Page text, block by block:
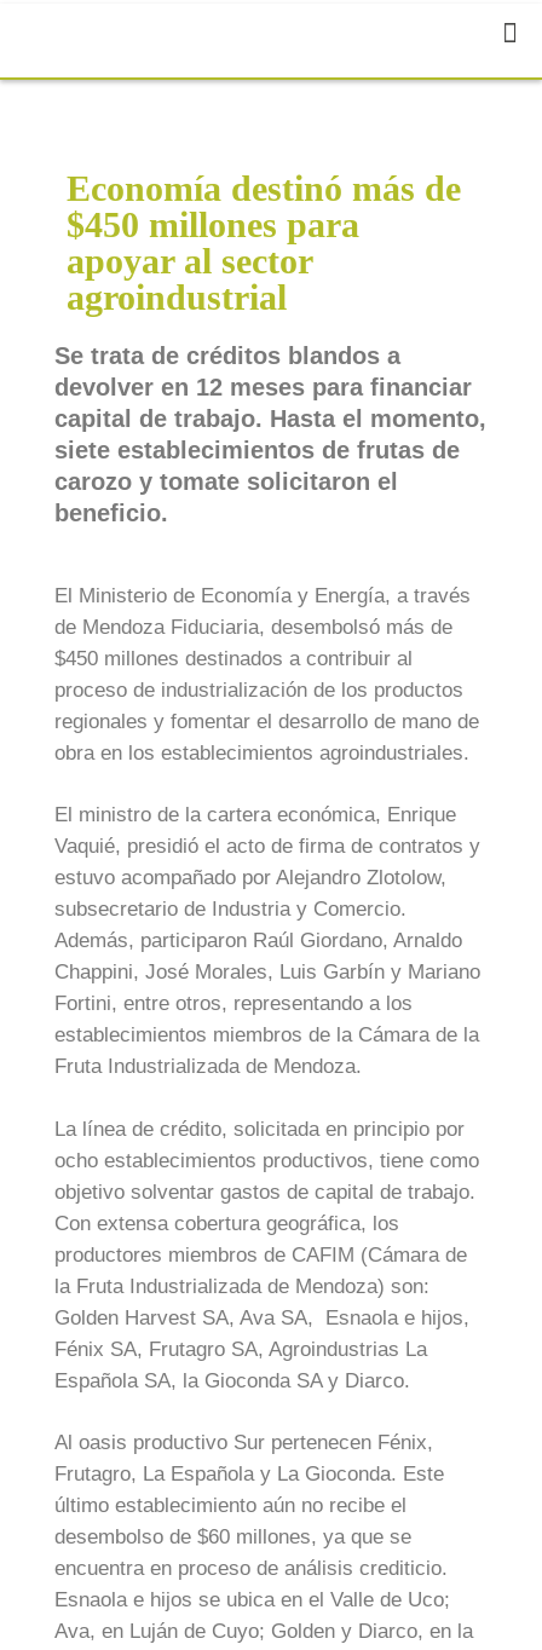
Economía destinó más de
$450 millones para
apoyar al sector
agroindustrial
Se trata de créditos blandos a
devolver en 12 meses para financiar
capital de trabajo. Hasta el momento,
siete establecimientos de frutas de
carozo y tomate solicitaron el
beneficio.
El Ministerio de Economía y Energía, a través
de Mendoza Fiduciaria, desembolsó más de
$450 millones destinados a contribuir al
proceso de industrialización de los productos
regionales y fomentar el desarrollo de mano de
obra en los establecimientos agroindustriales.
El ministro de la cartera económica, Enrique
Vaquié, presidió el acto de firma de contratos y
estuvo acompañado por Alejandro Zlotolow,
subsecretario de Industria y Comercio.
Además, participaron Raúl Giordano, Arnaldo
Chappini, José Morales, Luis Garbín y Mariano
Fortini, entre otros, representando a los
establecimientos miembros de la Cámara de la
Fruta Industrializada de Mendoza.
La línea de crédito, solicitada en principio por
ocho establecimientos productivos, tiene como
objetivo solventar gastos de capital de trabajo.
Con extensa cobertura geográfica, los
productores miembros de CAFIM (Cámara de
la Fruta Industrializada de Mendoza) son:
Golden Harvest SA, Ava SA, Esnaola e hijos,
Fénix SA, Frutagro SA, Agroindustrias La
Española SA, la Gioconda SA y Diarco.
Al oasis productivo Sur pertenecen Fénix,
Frutagro, La Española y La Gioconda. Este
último establecimiento aún no recibe el
desembolso de $60 millones, ya que se
encuentra en proceso de análisis crediticio.
Esnaola e hijos se ubica en el Valle de Uco;
Ava, en Luján de Cuyo; Golden y Diarco, en la